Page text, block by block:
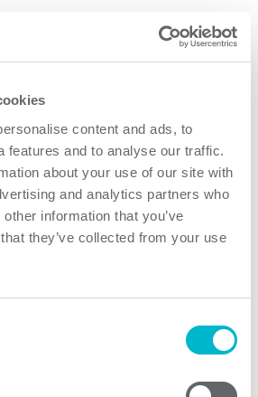
content and ads, to
features and to analyse our traffic.
about your use of our site with
and analytics partners who
information that you’ve
they’ve collected from your use
i mange forskellige slags
går flere producenter efter
til flere applikationer”.
DIN41612-konnektorer og
sæt tilbehør er
til at fungere som en
forsyningssystemer til tog.
Produktet er designet til at passe